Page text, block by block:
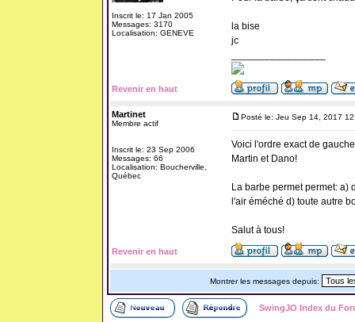
Inscrit le: 17 Jan 2005
Messages: 3170
Localisation: GENEVE
la bise
jc
Revenir en haut
Martinet
Membre actif
Inscrit le: 23 Sep 2006
Messages: 66
Localisation: Boucherville,
Québec
Posté le: Jeu Sep 14, 2017
Voici l'ordre exact de
Martin et Dano!
La barbe permet permet: a)
l'air éméché d) toute autre
Salut à tous!
Revenir en haut
Montrer les messages depuis:
SwingJO Index du